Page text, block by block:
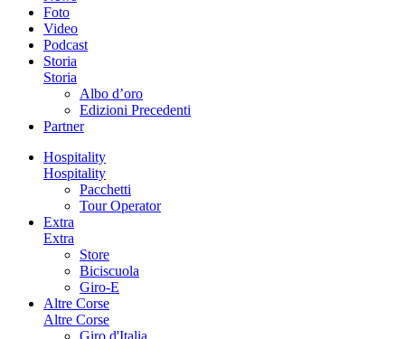
Foto
Video
Podcast
Storia
Storia
Albo d’oro
Edizioni Precedenti
Partner
Hospitality
Hospitality
Pacchetti
Tour Operator
Extra
Extra
Store
Biciscuola
Giro-E
Altre Corse
Altre Corse
Giro d'Italia